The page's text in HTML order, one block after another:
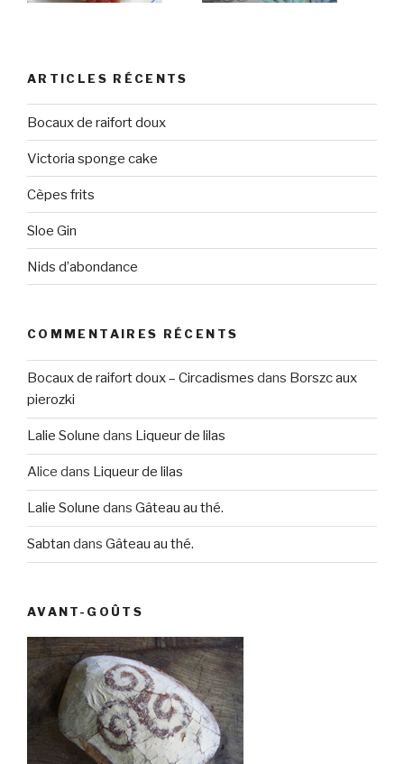
ARTICLES RÉCENTS
Bocaux de raifort doux
Victoria sponge cake
Cèpes frits
Sloe Gin
Nids d’abondance
COMMENTAIRES RÉCENTS
Bocaux de raifort doux – Circadismes dans Borszc aux
pierozki
Lalie Solune dans Liqueur de lilas
Alice dans Liqueur de lilas
Lalie Solune dans Gâteau au thé.
Sabtan dans Gâteau au thé.
AVANT-GOÛTS